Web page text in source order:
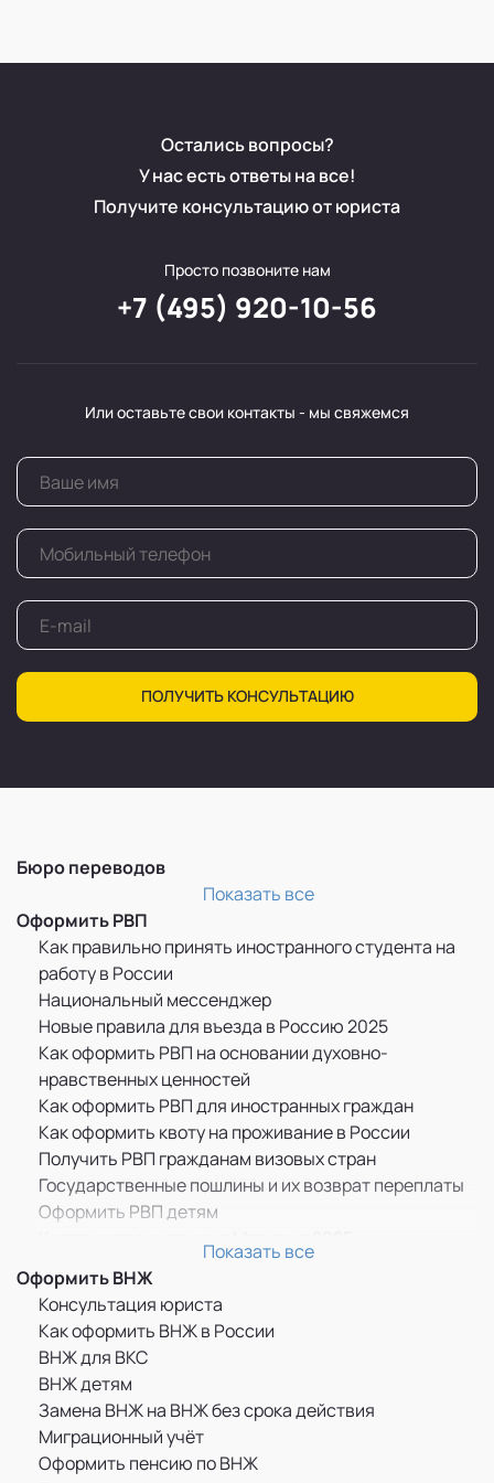
Остались вопросы?
У нас есть ответы на все!
Получите консультацию от юриста
Просто позвоните нам
+7 (495) 920-10-56
Или оставьте свои контакты - мы свяжемся
ПОЛУЧИТЬ КОНСУЛЬТАЦИЮ
Бюро переводов
Перевод и легализация документов
Показать все
Оформить РВП
Как правильно принять иностранного студента на
работу в России
Национальный мессенджер
Новые правила для въезда в Россию 2025
Как оформить РВП на основании духовно-
нравственных ценностей
Как оформить РВП для иностранных граждан
Как оформить квоту на проживание в России
Получить РВП гражданам визовых стран
Государственные пошлины и их возврат переплаты
Оформить РВП детям
ММЦ САХАРОВО
Памятка оформившим РВП
Бессрочное пребывание граждан ДНР, ЛНР и
Украины в России
РВП для граждан Казахстана
РВП для граждан Узбекистана
РВП для граждан Украины
Как оформить РВП по браку
Показать все
Оформить ВНЖ
Консультация юриста
Как оформить ВНЖ в России
ВНЖ для ВКС
ВНЖ детям
Замена ВНЖ на ВНЖ без срока действия
Миграционный учёт
Оформить пенсию по ВНЖ